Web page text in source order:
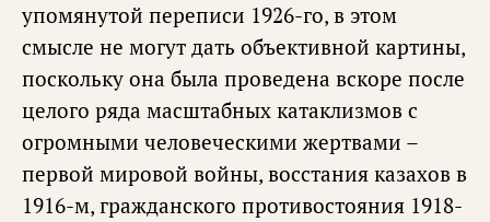
упомянутой переписи 1926-го, в этом
смысле не могут дать объективной картины,
поскольку она была проведена вскоре после
целого ряда масштабных катаклизмов с
огромными человеческими жертвами –
первой мировой войны, восстания казахов в
1916-м, гражданского противостояния 1918-